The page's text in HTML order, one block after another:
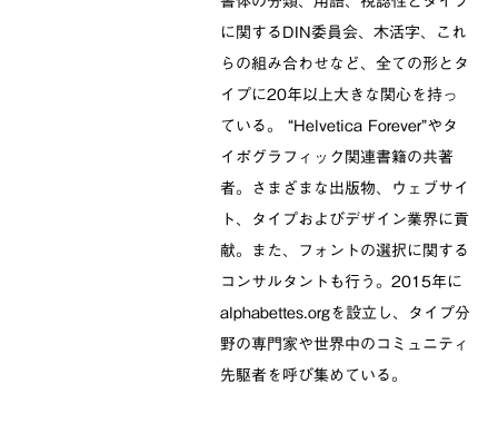
に関するDIN委員会、木活字、これ
らの組み合わせなど、全ての形とタ
イプに20年以上大きな関心を持っ
ている。 “Helvetica Forever”やタ
イポグラフィック関連書籍の共著
者。さまざまな出版物、ウェブサイ
ト、タイプおよびデザイン業界に貢
献。また、フォントの選択に関する
コンサルタントも行う。2015年に
alphabettes.orgを設立し、タイプ分
野の専門家や世界中のコミュニティ
先駆者を呼び集めている。